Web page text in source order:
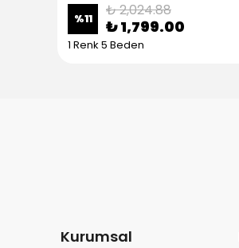
%11 ₺ 2,024.88
₺ 1,799.00
1 Renk 5 Beden
Kurumsal